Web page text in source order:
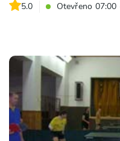
5.0
Otevřeno 07:00